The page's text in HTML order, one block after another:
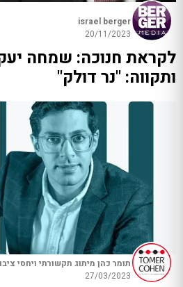
israel berger
20/11/2023
לקראת חנוכה: שמחה
ותקווה: "נר דולק"
תומר כהן מיתוג תקשורתי ויחסי
27/03/2023